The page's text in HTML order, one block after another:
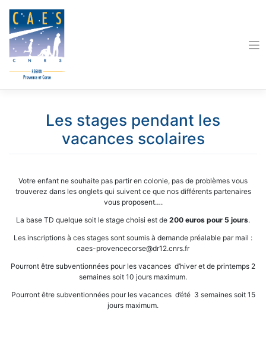
content
Les stages pendant les
vacances scolaires
Votre enfant ne souhaite pas partir en colonie, pas de problèmes vous
trouverez dans les onglets qui suivent ce que nos différents partenaires
vous proposent….
La base TD quelque soit le stage choisi est de 200 euros pour 5 jours.
Les inscriptions à ces stages sont soumis à demande préalable par mail :
caes-provencecorse@dr12.cnrs.fr
Pourront être subventionnées pour les vacances d’hiver et de printemps 2
semaines soit 10 jours maximum.
Pourront être subventionnées pour les vacances d’été 3 semaines soit 15
jours maximum.